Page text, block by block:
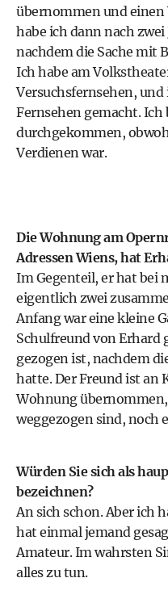
übernommen und einen
habe ich dann nach
nachdem die Sache mit
Ich habe am
Versuchsfernsehen,
Fernsehen gemacht.
durchgekommen,
Verdienen war.
Die Wohnung am
Adressen Wiens, hat
Im Gegenteil, er hat bei
eigentlich zwei
Anfang war eine kleine
Schulfreund von Erhard
gezogen ist, nachdem
hatte. Der Freund ist an
Wohnung
weggezogen sind, noch
Würden Sie sich als
bezeichnen?
An sich schon. Aber ich
hat einmal jemand
Amateur. Im wahrsten
alles zu tun.